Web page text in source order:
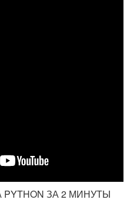
ЗА 2 МИНУТЫ